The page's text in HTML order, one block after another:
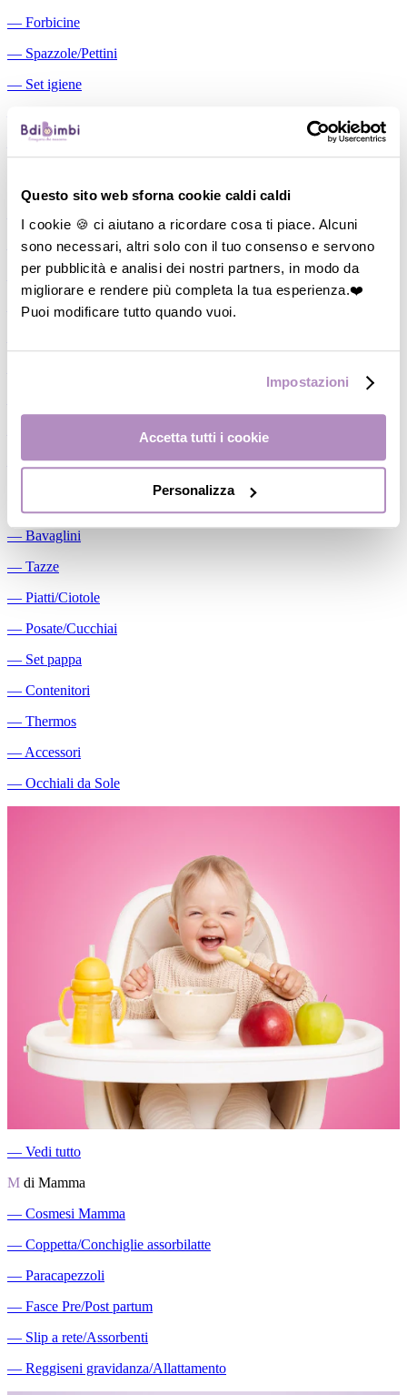
Questo sito web sforna cookie caldi caldi
I cookie 🍪 ci aiutano a ricordare cosa ti piace. Alcuni
sono necessari, altri solo con il tuo consenso e servono
per pubblicità e analisi dei nostri partners, in modo da
migliorare e rendere più completa la tua esperienza.❤️
Puoi modificare tutto quando vuoi.
Impostazioni
Accetta tutti i cookie
Personalizza
― Forbicine
― Spazzole/Pettini
― Set igiene
Aspiratori nasali manuali
―
Cuscini allattamento
―Biberon
―
Tettarelle
―Succhietti
Conservalatte Materno
―Massaggiagengive
― Bavaglini
― Tazze
― Piatti/Ciotole
― Posate/Cucchiai
― Set pappa
― Contenitori
― Thermos
― Accessori
― Occhiali da Sole
― Vedi tutto
M di Mamma
― Cosmesi Mamma
― Coppetta/Conchiglie assorbilatte
― Paracapezzoli
― Fasce Pre/Post partum
― Slip a rete/Assorbenti
― Reggiseni gravidanza/Allattamento